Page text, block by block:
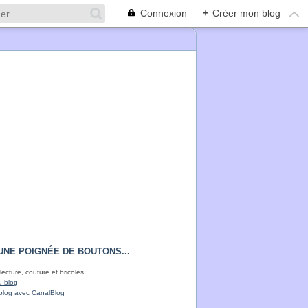
Connexion + Créer mon blog
POIGNÉE DE BOUTONS...
couture et bricoles
blog
avec CanalBlog